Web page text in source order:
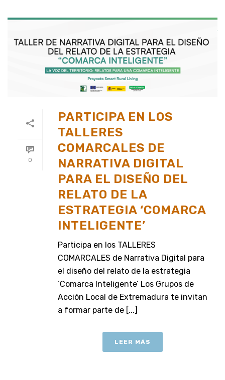
0
PARTICIPA EN LOS
TALLERES
COMARCALES DE
NARRATIVA DIGITAL
PARA EL DISEÑO DEL
RELATO DE LA
ESTRATEGIA ‘COMARCA
INTELIGENTE’
Participa en los TALLERES
COMARCALES de Narrativa Digital para
el diseño del relato de la estrategia
‘Comarca Inteligente’ Los Grupos de
Acción Local de Extremadura te invitan
a formar parte de [...]
LEER MÁS